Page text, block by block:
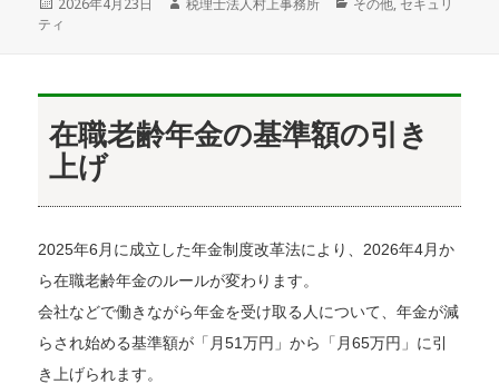
投
稿
2026年4月23日
作
税理士法人村上事務所
カ
その他, セキュリ
ティ
在職老齢年金の基準額の引き
上げ
2025年6月に成立した年金制度改革法により、2026年4月か
ら在職老齢年金のルールが変わります。
会社などで働きながら年金を受け取る人について、年金が減
らされ始める基準額が「月51万円」から「月65万円」に引
き上げられます。